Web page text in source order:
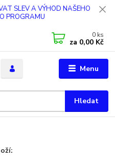
SLEV A VÝHOD NAŠEHO
PROGRAMU
Menu
Hledat
0 ks
za 0,00 Kč